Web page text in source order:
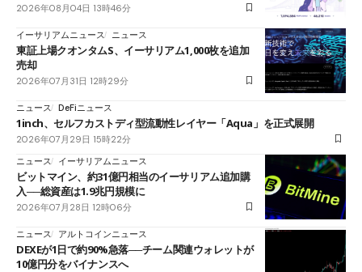
2026年08月04日 13時46分
イーサリアムニュース ニュース
東証上場クオンタムS、イーサリアム1,000枚を追加
売却
2026年07月31日 12時29分
ニュース DeFiニュース
1inch、セルフカストディ型流動性レイヤー「Aqua」を正式展開
2026年07月29日 15時22分
ニュース
イーサリアムニュース
ビットマイン、約31億円相当のイーサリアム追加購
入──総資産は1.9兆円規模に
2026年07月28日 12時06分
ニュース アルトコインニュース
DEXEが1日で約90%急落──チーム関連ウォレットが
10億円分をバイナンスへ